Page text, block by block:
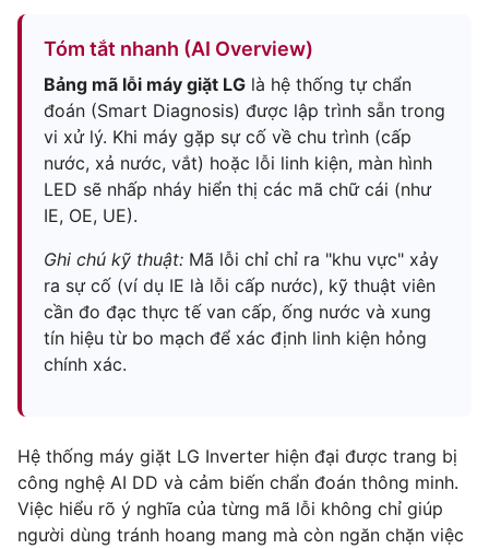
Tóm tắt nhanh (AI Overview)
Bảng mã lỗi máy giặt LG là hệ thống tự chẩn
đoán (Smart Diagnosis) được lập trình sẵn trong
vi xử lý. Khi máy gặp sự cố về chu trình (cấp
nước, xả nước, vắt) hoặc lỗi linh kiện, màn hình
LED sẽ nhấp nháy hiển thị các mã chữ cái (như
IE, OE, UE).
Ghi chú kỹ thuật: Mã lỗi chỉ chỉ ra "khu vực" xảy
ra sự cố (ví dụ IE là lỗi cấp nước), kỹ thuật viên
cần đo đạc thực tế van cấp, ống nước và xung
tín hiệu từ bo mạch để xác định linh kiện hỏng
chính xác.
Hệ thống máy giặt LG Inverter hiện đại được trang bị
công nghệ AI DD và cảm biến chẩn đoán thông minh.
Việc hiểu rõ ý nghĩa của từng mã lỗi không chỉ giúp
người dùng tránh hoang mang mà còn ngăn chặn việc